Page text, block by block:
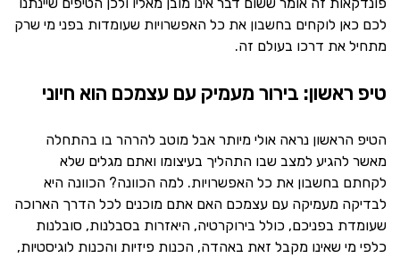
לכם כאן לוקחים בחשבון את כל האפשרויות שעומדות בפני מי שרק
מתחיל את דרכו בעולם זה.
טיפ ראשון: בירור מעמיק עם עצמכם הוא חיוני
הטיפ הראשון נראה אולי מיותר אבל מוטב להרהר בו בהתחלה
מאשר להגיע למצב שבו התהליך בעיצומו ואתם מגלים שלא
לקחתם בחשבון את כל האפשרויות. למה הכוונה? הכוונה היא
לבדיקה מעמיקה עם עצמכם האם אתם מוכנים לכל הדרך הארוכה
שעומדת בפניכם, כולל בירוקרטיה, היאזרות בסבלנות, סובלנות
כלפי מי שאינו מקבל זאת באהדה, הכנות פיזיות והכנות לוגיסטיות,